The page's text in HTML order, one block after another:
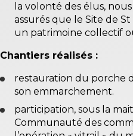
la volonté des élus,
assurés que le Site de
un patrimoine collectif
Chantiers réalisés :
restauration du porche
son emmarchement.
participation, sous la
Communauté des